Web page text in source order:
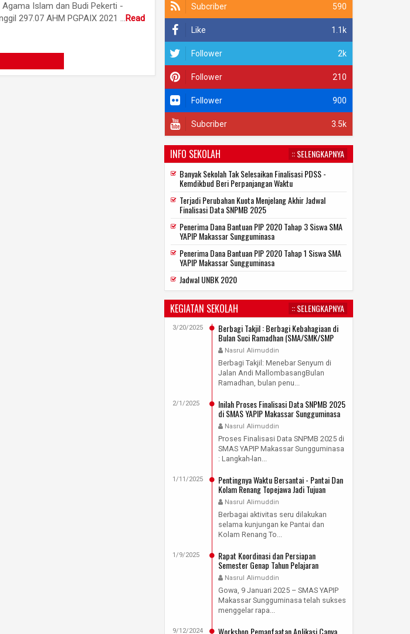
Islam dan Budi Pekerti -
297.07 AHM PGPAIX 2021 ...Read
590
Subcriber
1.1k
Like
2k
Follower
210
Follower
900
Follower
3.5k
Subcriber
INFO SEKOLAH
:: SELENGKAPNYA
Banyak Sekolah Tak Selesaikan Finalisasi PDSS -
Kemdikbud Beri Perpanjangan Waktu
Terjadi Perubahan Kuota Menjelang Akhir Jadwal
Finalisasi Data SNPMB 2025
Penerima Dana Bantuan PIP 2020 Tahap 3 Siswa SMA
YAPIP Makassar Sungguminasa
Penerima Dana Bantuan PIP 2020 Tahap 1 Siswa SMA
YAPIP Makassar Sungguminasa
Jadwal UNBK 2020
KEGIATAN SEKOLAH
:: SELENGKAPNYA
Berbagi Takjil : Berbagi Kebahagiaan di
Bulan Suci Ramadhan (SMA/SMK/SMP
YAPIP Makassar Sungguminasa)
Nasrul Alimuddin
3/20/2025
Berbagi Takjil: Menebar Senyum di
Jalan Andi MallombasangBulan
Ramadhan, bulan penu...
Inilah Proses Finalisasi Data SNPMB 2025
di SMAS YAPIP Makassar Sungguminasa
Nasrul Alimuddin
2/1/2025
Proses Finalisasi Data SNPMB 2025 di
SMAS YAPIP Makassar Sungguminasa
: Langkah-lan...
Pentingnya Waktu Bersantai - Pantai Dan
Kolam Renang Topejawa Jadi Tujuan
Rekreasi Guru SMAS YAPIP Makassar
Sungguminasa
Nasrul Alimuddin
1/11/2025
Berbagai aktivitas seru dilakukan
selama kunjungan ke Pantai dan
Kolam Renang To...
Rapat Koordinasi dan Persiapan
Semester Genap Tahun Pelajaran
2024/2025
Nasrul Alimuddin
1/9/2025
Gowa, 9 Januari 2025 – SMAS YAPIP
Makassar Sungguminasa telah sukses
menggelar rapa...
Workshop Pemanfaatan Aplikasi Canva
9/12/2024